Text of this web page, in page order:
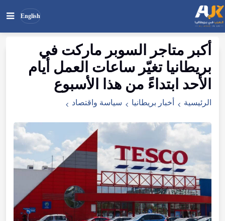
English
ابحث
الموقع
بحث
أكبر متاجر السوبر ماركت في
بريطانيا تغيّر ساعات العمل أيام
الأحد ابتداءً من هذا الأسبوع
الرئيسية أخبار بريطانيا سياسة واقتصاد